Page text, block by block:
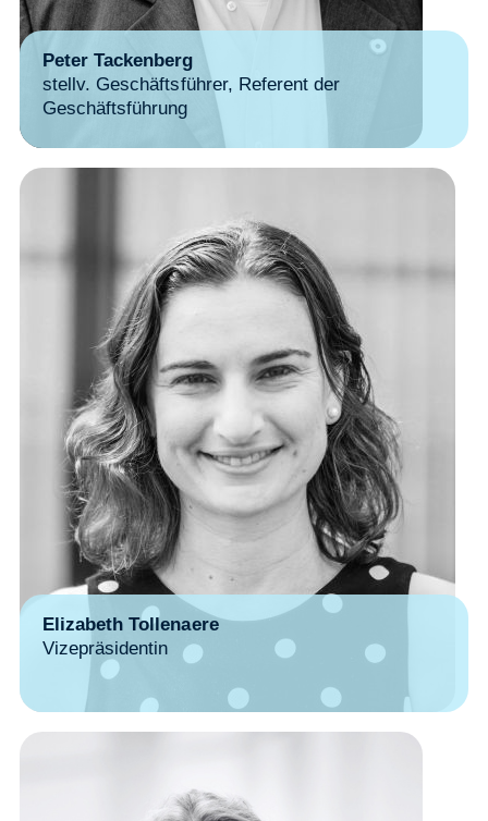
Peter Tackenberg
stellv. Geschäftsführer, Referent der
Geschäftsführung
Elizabeth Tollenaere
Vizepräsidentin